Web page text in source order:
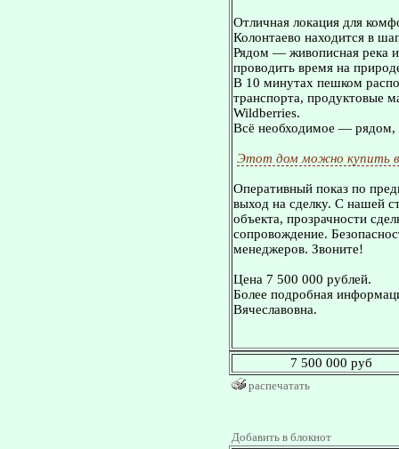
Отличная локация для
Колонтаево находится в
Рядом — живописная река
проводить время на
В 10 минутах пешком
транспорта, продуктовые
Wildberries.
Всё необходимое — рядом,
Этот дом можно купить
Оперативный показ по
выход на сделку. С нашей
объекта, прозрачности
сопровождение.
менеджеров. Звоните!
Цена 7 500 000 рублей.
Более подробная
Вячеславовна.
7 500 000 руб
распечатать
Добавить в блокнот